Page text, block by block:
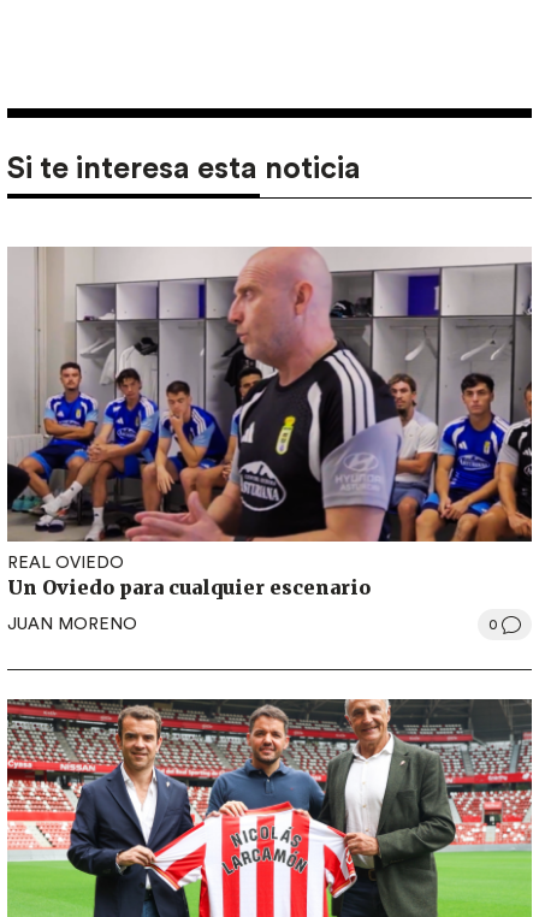
Si te interesa esta noticia
REAL OVIEDO
Un Oviedo para cualquier escenario
JUAN MORENO 0